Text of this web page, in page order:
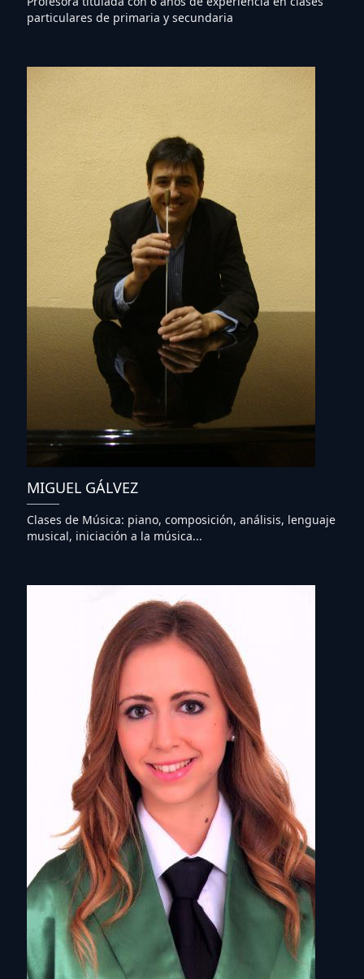
particulares de primaria y secundaria
MIGUEL GÁLVEZ
Clases de Música: piano, composición, análisis, lenguaje
musical, iniciación a la música...